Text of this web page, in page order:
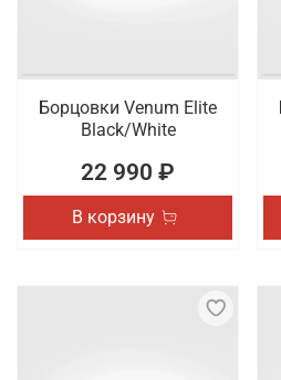
Борцовки Venum Elite
Black/White
22 990 ₽
В корзину